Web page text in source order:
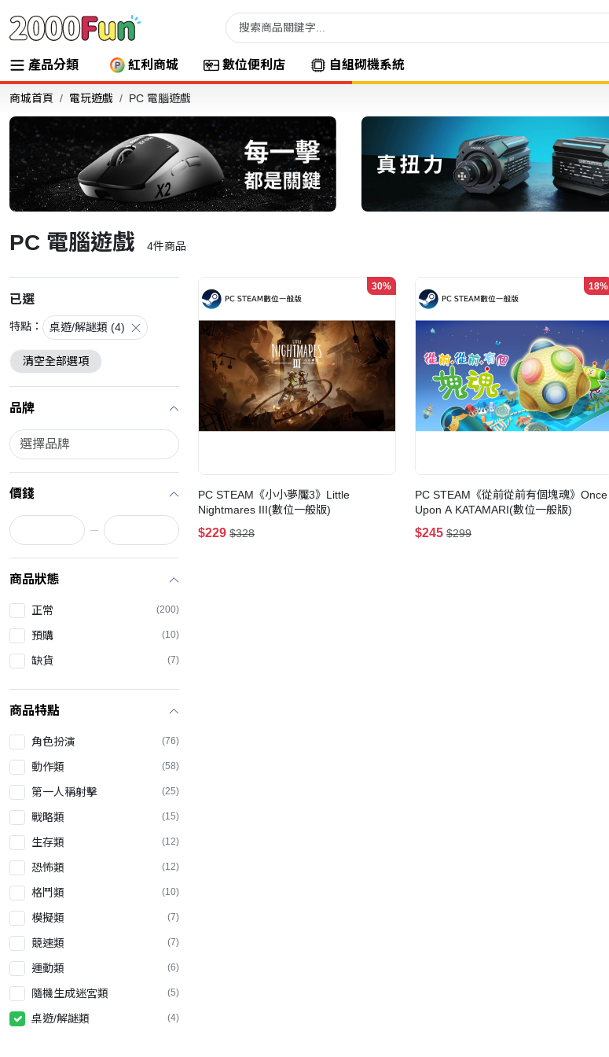
產品分類 紅利商城 數位便利店 自組砌機系統
商城首頁 電玩遊戲 PC 電腦遊戲
PC 電腦遊戲 4件商品
已選
特點： 桌遊/解謎類 (4)
清空全部選項
品牌
價錢
商品狀態
正常 (200)
預購 (10)
缺貨 (7)
商品特點
角色扮演 (76)
動作類 (58)
第一人稱射擊 (25)
戰略類 (15)
生存類 (12)
恐怖類 (12)
格鬥類 (10)
模擬類 (7)
競速類 (7)
運動類 (6)
隨機生成迷宮類 (5)
桌遊/解謎類 (4)
30%
PC STEAM《小小夢魘3》Little
Nightmares III(數位一般版)
$229 $328
18%
PC STEAM《從前從前有個塊魂》Once
Upon A KATAMARI(數位一般版)
$245 $299